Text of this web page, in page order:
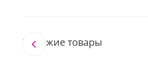
Похожие товары